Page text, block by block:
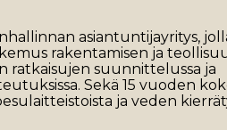
asiantuntijayritys,
rakentamisen ja
ratkaisujen suunnittelussa ja
Sekä 15 vuoden
ja veden